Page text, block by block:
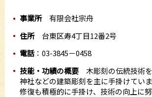
事業所有限会社宗舟
住所台東区寿4丁目12番2号
電話：03-3845－0458
技能・功績の概要木彫刻の伝統技術を
神社などの建築彫刻を主に手掛けてい
修復も積極的に手掛け、技術の向上に努